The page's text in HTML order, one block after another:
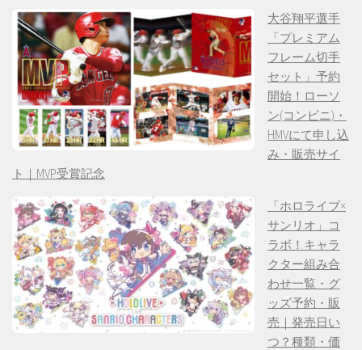
大谷翔平選手
「プレミアム
フレーム切手
セット」予約
開始！ローソ
ン(コンビニ)・
HMVにて申し込
み・販売サイ
ト｜MVP受賞記念
「ホロライブ×
サンリオ」コ
ラボ！キャラ
クター組み合
わせ一覧・グ
ッズ予約・販
売｜発売日い
つ？種類・価